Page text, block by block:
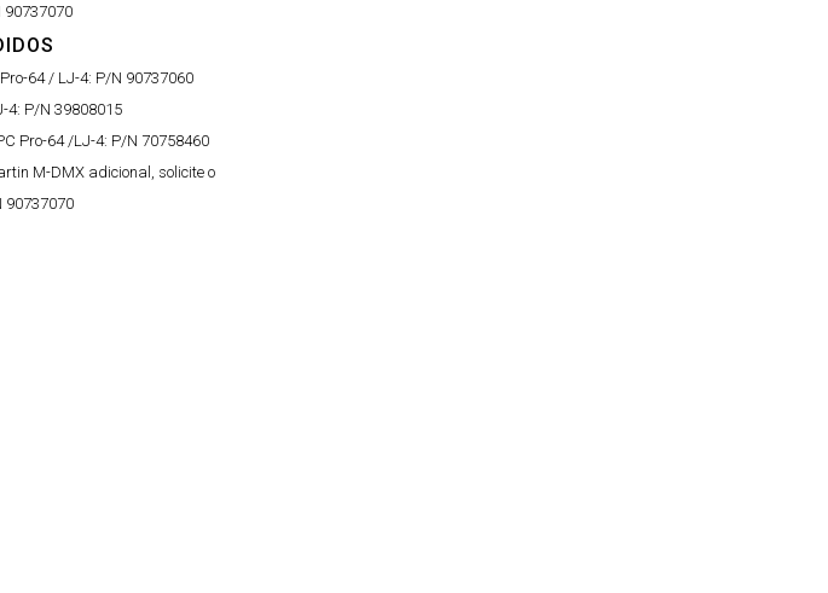
90737070
64 / LJ-4: P/N 90737060
4: P/N 39808015
Pro-64 /LJ-4: P/N 70758460
M-DMX adicional, solicite o
90737070